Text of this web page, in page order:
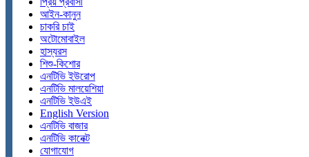
আইন-কানুন
চাকরি চাই
অটোমোবাইল
হাস্যরস
শিশু-কিশোর
এনটিভি ইউরোপ
এনটিভি মালয়েশিয়া
এনটিভি ইউএই
English Version
এনটিভি বাজার
এনটিভি কানেক্ট
যোগাযোগ